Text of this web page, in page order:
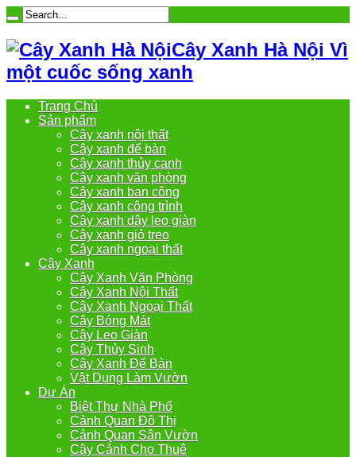
Cây Xanh Hà Nội Vì
một cuốc sống xanh
Trang Chủ
Sản phẩm
Cây xanh nội thất
Cây xanh để bàn
Cây xanh thủy canh
Cây xanh văn phòng
Cây xanh ban công
Cây xanh công trình
Cây xanh dây leo giàn
Cây xanh giỏ treo
Cây xanh ngoại thất
Cây Xanh
Cây Xanh Văn Phòng
Cây Xanh Nội Thất
Cây Xanh Ngoại Thất
Cây Bóng Mát
Cây Leo Giàn
Cây Thủy Sinh
Cây Xanh Để Bàn
Vật Dụng Làm Vườn
Dự Án
Biệt Thự Nhà Phố
Cảnh Quan Đô Thị
Cảnh Quan Sân Vườn
Cây Cảnh Cho Thuê